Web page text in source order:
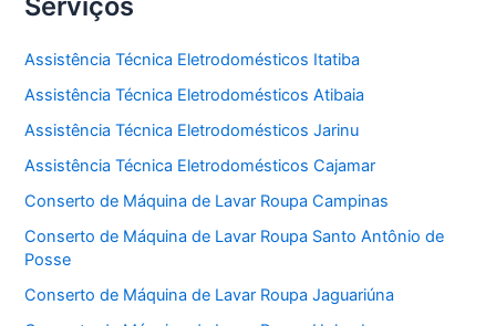
Assistência Técnica Eletrodomésticos Itatiba
Assistência Técnica Eletrodomésticos Atibaia
Assistência Técnica Eletrodomésticos Jarinu
Assistência Técnica Eletrodomésticos Cajamar
Conserto de Máquina de Lavar Roupa Campinas
Conserto de Máquina de Lavar Roupa Santo Antônio de
Posse
Conserto de Máquina de Lavar Roupa Jaguariúna